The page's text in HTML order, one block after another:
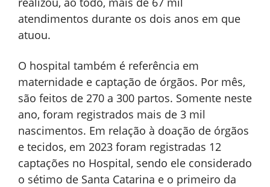
atendimentos durante os dois anos em que
atuou.
O hospital também é referência em
maternidade e captação de órgãos. Por mês,
são feitos de 270 a 300 partos. Somente neste
ano, foram registrados mais de 3 mil
nascimentos. Em relação à doação de órgãos
e tecidos, em 2023 foram registradas 12
captações no Hospital, sendo ele considerado
o sétimo de Santa Catarina e o primeiro da